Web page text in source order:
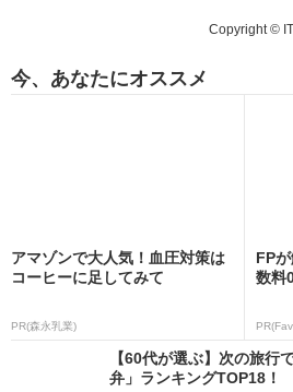
Copyright ©
今、あなたにオススメ
アマゾンで大人気！血圧対策は
コーヒーに足してみて
PR(森永乳業)
FP
数料
【60代が選ぶ】次の旅行
弁」ランキングTOP18！